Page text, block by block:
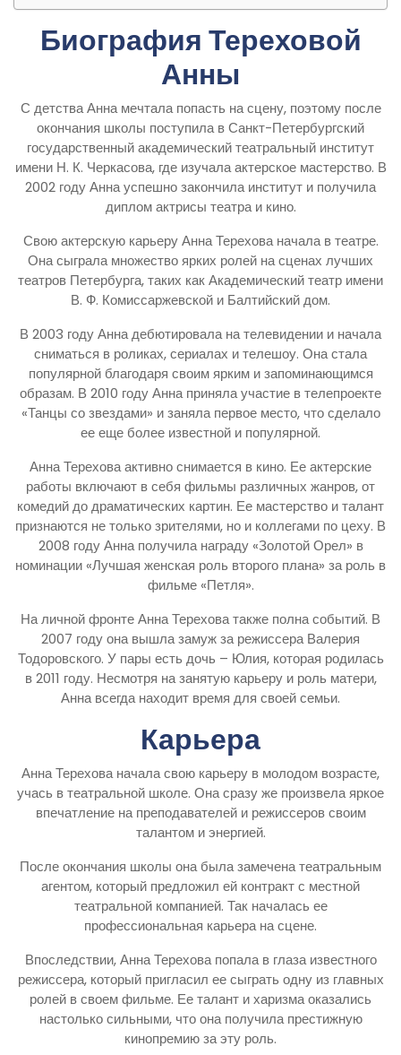
Биография Тереховой
Анны
С детства Анна мечтала попасть на сцену, поэтому после
окончания школы поступила в Санкт-Петербургский
государственный академический театральный институт
имени Н. К. Черкасова, где изучала актерское мастерство. В
2002 году Анна успешно закончила институт и получила
диплом актрисы театра и кино.
Свою актерскую карьеру Анна Терехова начала в театре.
Она сыграла множество ярких ролей на сценах лучших
театров Петербурга, таких как Академический театр имени
В. Ф. Комиссаржевской и Балтийский дом.
В 2003 году Анна дебютировала на телевидении и начала
сниматься в роликах, сериалах и телешоу. Она стала
популярной благодаря своим ярким и запоминающимся
образам. В 2010 году Анна приняла участие в телепроекте
«Танцы со звездами» и заняла первое место, что сделало
ее еще более известной и популярной.
Анна Терехова активно снимается в кино. Ее актерские
работы включают в себя фильмы различных жанров, от
комедий до драматических картин. Ее мастерство и талант
признаются не только зрителями, но и коллегами по цеху. В
2008 году Анна получила награду «Золотой Орел» в
номинации «Лучшая женская роль второго плана» за роль в
фильме «Петля».
На личной фронте Анна Терехова также полна событий. В
2007 году она вышла замуж за режиссера Валерия
Тодоровского. У пары есть дочь – Юлия, которая родилась
в 2011 году. Несмотря на занятую карьеру и роль матери,
Анна всегда находит время для своей семьи.
Карьера
Анна Терехова начала свою карьеру в молодом возрасте,
учась в театральной школе. Она сразу же произвела яркое
впечатление на преподавателей и режиссеров своим
талантом и энергией.
После окончания школы она была замечена театральным
агентом, который предложил ей контракт с местной
театральной компанией. Так началась ее
профессиональная карьера на сцене.
Впоследствии, Анна Терехова попала в глаза известного
режиссера, который пригласил ее сыграть одну из главных
ролей в своем фильме. Ее талант и харизма оказались
настолько сильными, что она получила престижную
кинопремию за эту роль.